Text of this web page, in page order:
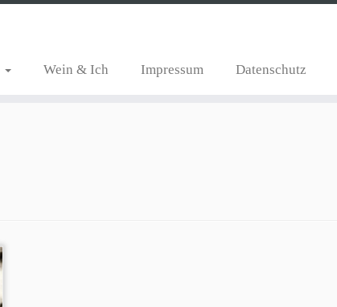
Wein & Ich Impressum Datenschutz